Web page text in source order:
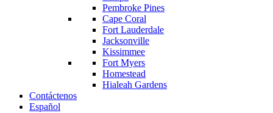
Pembroke Pines
Cape Coral
Fort Lauderdale
Jacksonville
Kissimmee
Fort Myers
Homestead
Hialeah Gardens
Contáctenos
Español